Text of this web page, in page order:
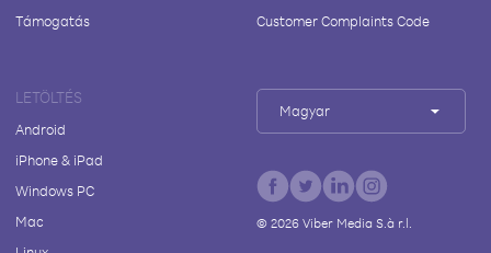
Támogatás
Customer Complaints Code
LETÖLTÉS
Android
iPhone & iPad
Windows PC
Mac
Magyar
© 2026Viber Media S.à r.l.